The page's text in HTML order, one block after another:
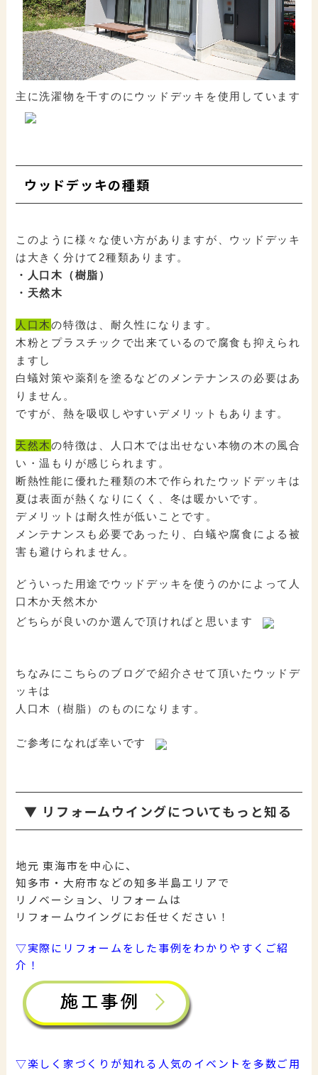
主に洗濯物を干すのにウッドデッキを使用しています
ウッドデッキの種類
このように様々な使い方がありますが、ウッドデッキ
は大きく分けて2種類あります。
・人口木（樹脂）
・天然木
人口木の特徴は、耐久性になります。
木粉とプラスチックで出来ているので腐食も抑えられ
ますし
白蟻対策や薬剤を塗るなどのメンテナンスの必要はあ
りません。
ですが、熱を吸収しやすいデメリットもあります。
天然木の特徴は、人口木では出せない本物の木の風合
い・温もりが感じられます。
断熱性能に優れた種類の木で作られたウッドデッキは
夏は表面が熱くなりにくく、冬は暖かいです。
デメリットは耐久性が低いことです。
メンテナンスも必要であったり、白蟻や腐食による被
害も避けられません。
どういった用途でウッドデッキを使うのかによって人
口木か天然木か
どちらが良いのか選んで頂ければと思います
ちなみにこちらのブログで紹介させて頂いたウッドデ
ッキは
人口木（樹脂）のものになります。
ご参考になれば幸いです
▼ リフォームウイングについてもっと知る
地元 東海市を中心に、
知多市・大府市などの知多半島エリアで
リノベーション、リフォームは
リフォームウイングにお任せください！
▽実際にリフォームをした事例をわかりやすくご紹
介！
▽楽しく家づくりが知れる人気のイベントを多数ご用